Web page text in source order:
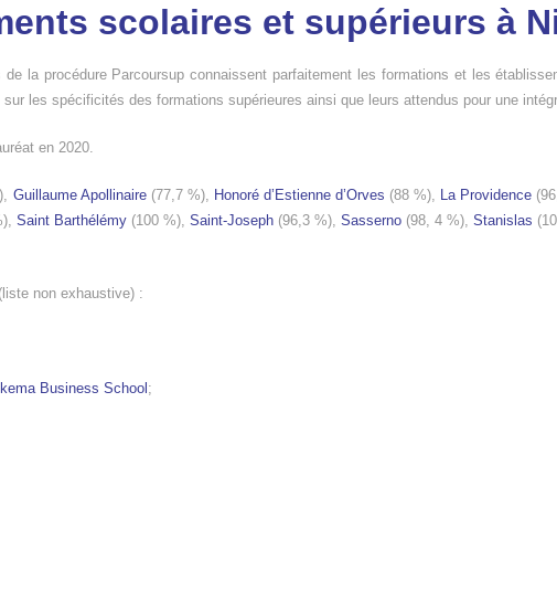
scolaires et supérieurs à
la procédure Parcoursup connaissent parfaitement les formations et les
les spécificités des formations supérieures ainsi que leurs attendus pour une
en 2020.
Guillaume Apollinaire (77,7 %), Honoré d’Estienne d’Orves (88 %), La Providence
Saint Barthélémy(100 %), Saint-Joseph (96,3 %), Sasserno(98, 4 %),Stanislas
non exhaustive) :
Business School;